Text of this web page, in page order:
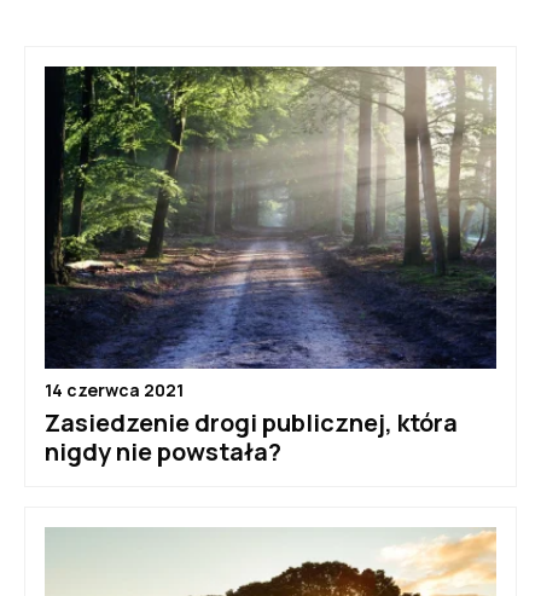
14 czerwca 2021
Zasiedzenie drogi publicznej, która
nigdy nie powstała?